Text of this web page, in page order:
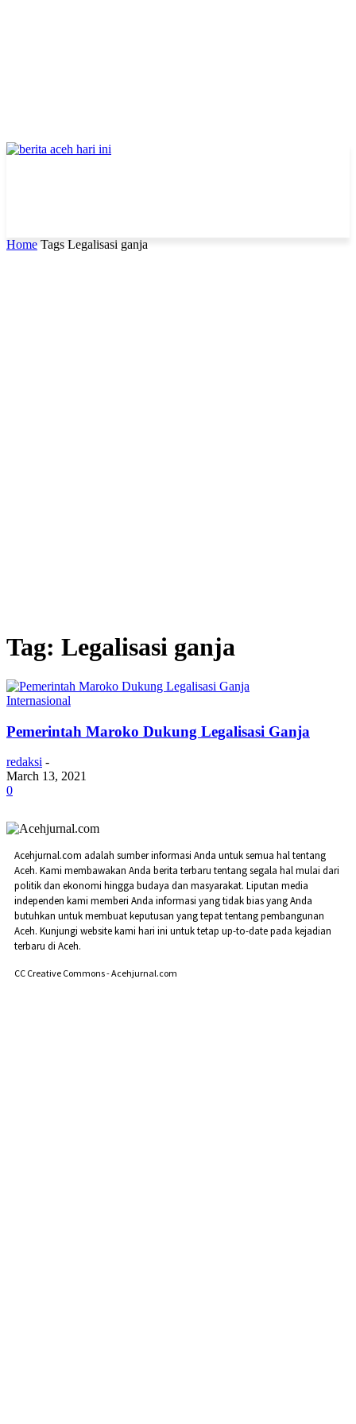
Home Tags Legalisasi ganja
Tag: Legalisasi ganja
Internasional
Pemerintah Maroko Dukung Legalisasi Ganja
redaksi -
March 13, 2021
0
Acehjurnal.com adalah sumber informasi Anda untuk semua hal tentang
Aceh. Kami membawakan Anda berita terbaru tentang segala hal mulai dari
politik dan ekonomi hingga budaya dan masyarakat. Liputan media
independen kami memberi Anda informasi yang tidak bias yang Anda
butuhkan untuk membuat keputusan yang tepat tentang pembangunan
Aceh. Kunjungi website kami hari ini untuk tetap up-to-date pada kejadian
terbaru di Aceh.
CC Creative Commons - Acehjurnal.com